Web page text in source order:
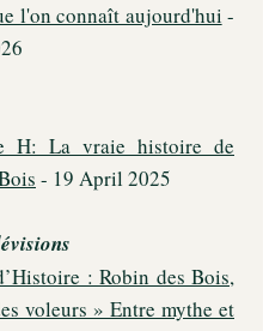
l'on connaît aujourd'hui -
H: La vraie histoire de
- 19 April 2025
: Robin des Bois,
voleurs » Entre mythe et